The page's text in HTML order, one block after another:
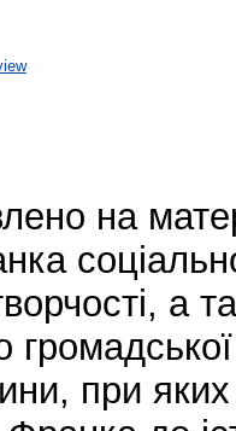
на
а
при яких